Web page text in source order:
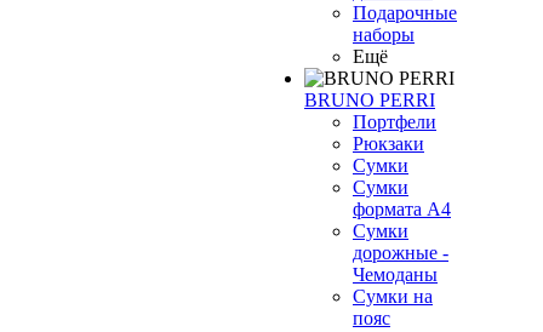
Подарочные
наборы
Ещё
BRUNO PERRI
Портфели
Рюкзаки
Сумки
Сумки
формата А4
Сумки
дорожные -
Чемоданы
Сумки на
пояс